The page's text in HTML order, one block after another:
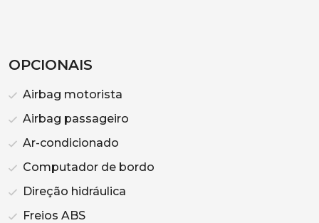
OPCIONAIS
Airbag motorista
Airbag passageiro
Ar-condicionado
Computador de bordo
Direção hidráulica
Freios ABS